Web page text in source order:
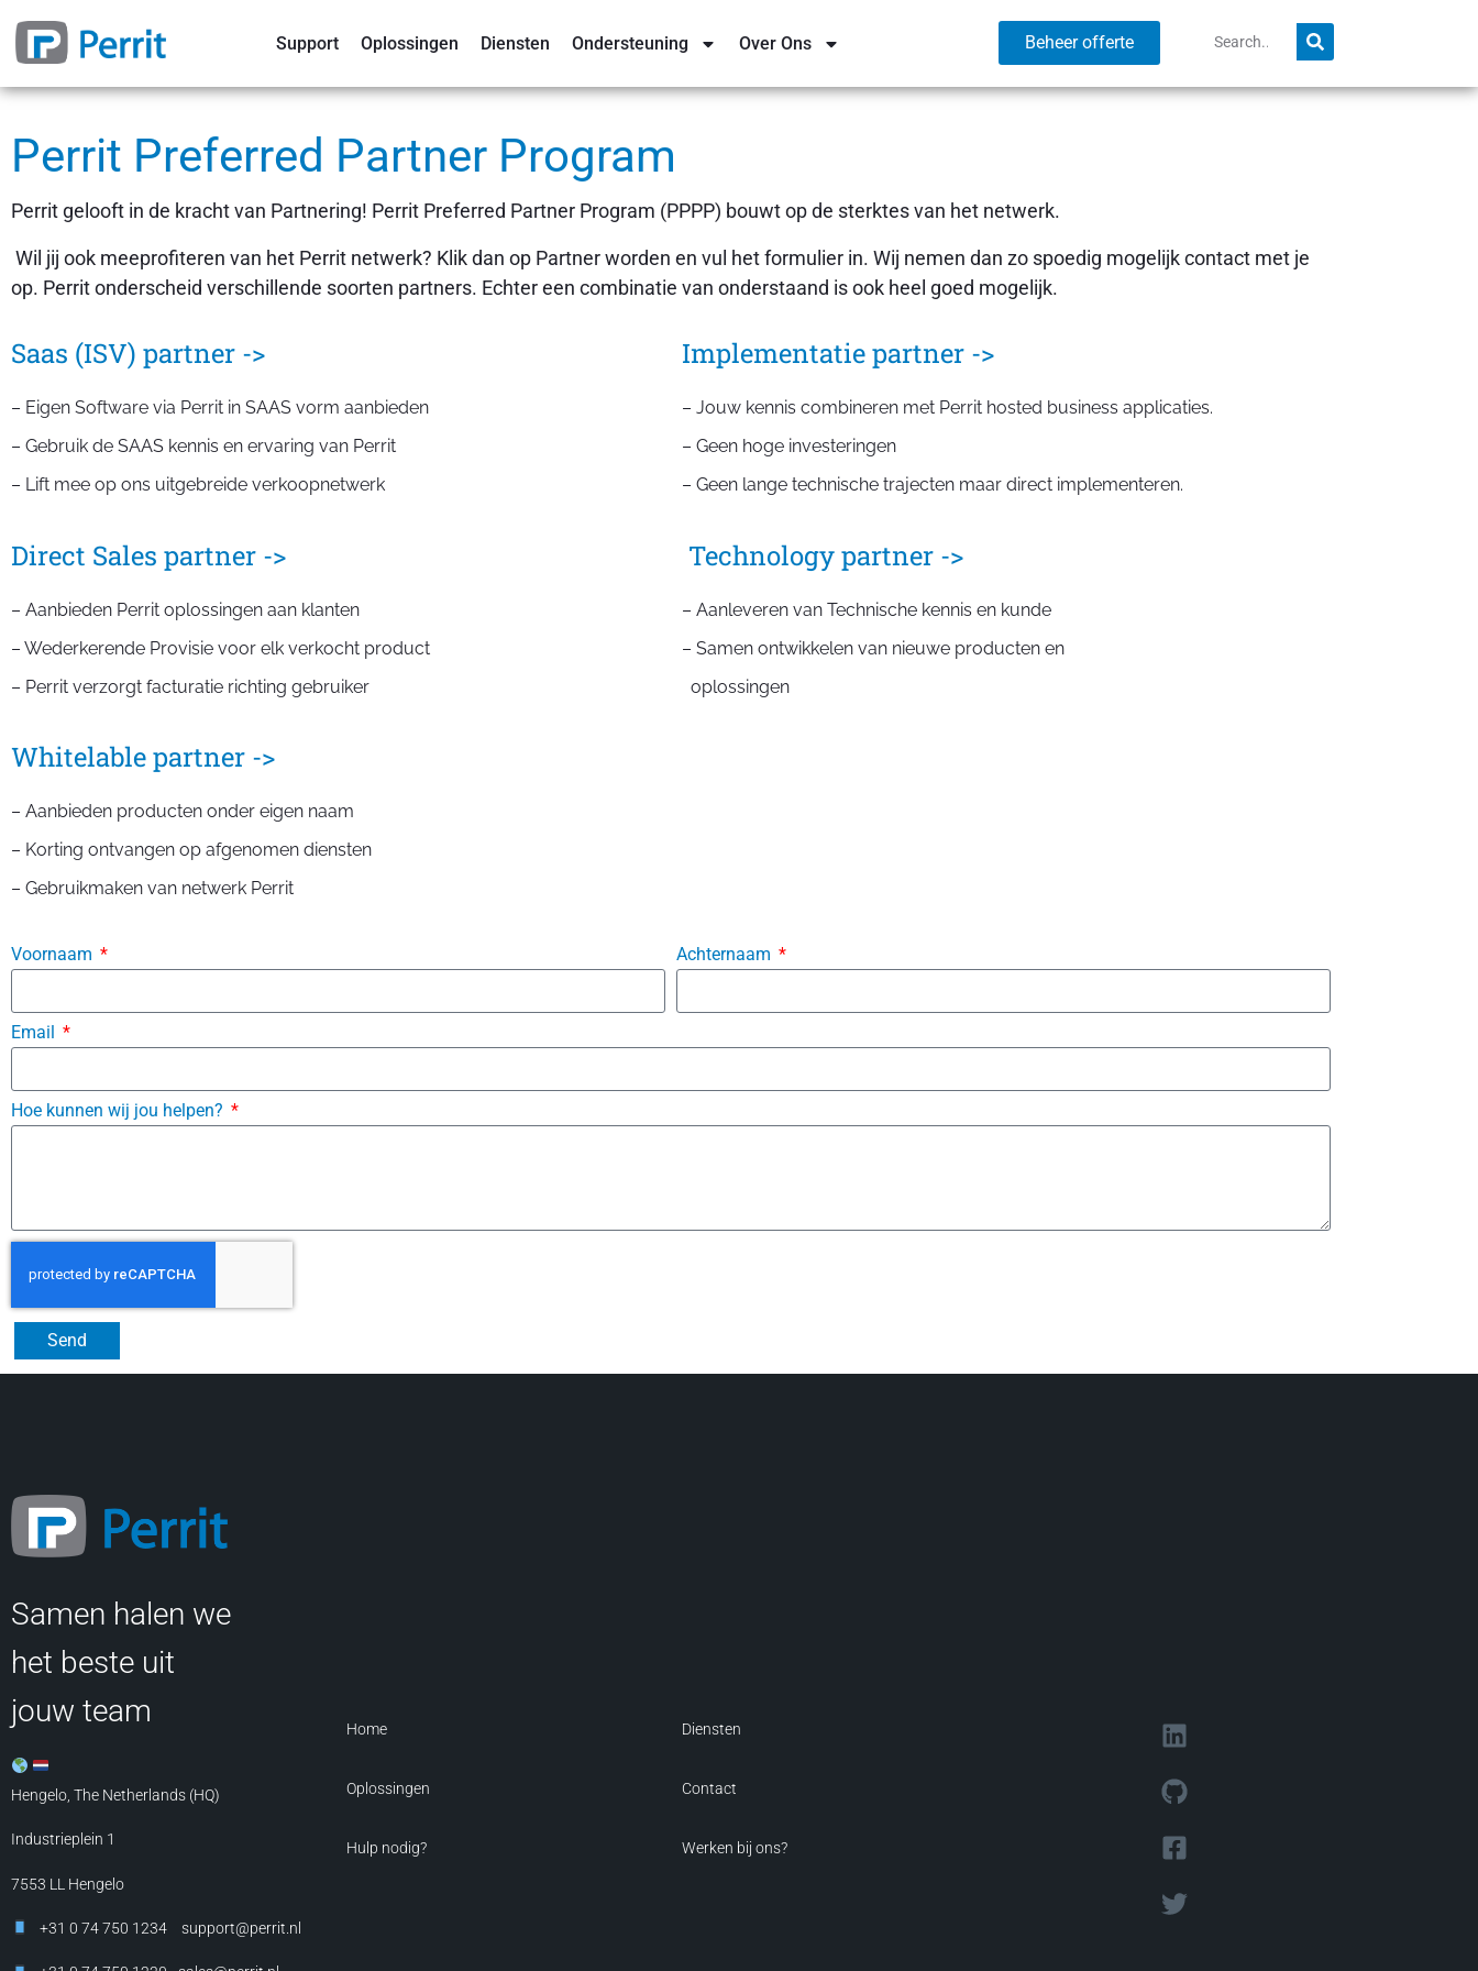
Support Oplossingen Diensten Ondersteuning Over Ons Beheer offerte
Perrit Preferred Partner Program
Perrit gelooft in de kracht van Partnering! Perrit Preferred Partner Program (PPPP) bouwt op de sterktes van het netwerk.
Wil jij ook meeprofiteren van het Perrit netwerk? Klik dan op Partner worden en vul het formulier in. Wij nemen dan zo spoedig mogelijk contact met je
op. Perrit onderscheid verschillende soorten partners. Echter een combinatie van onderstaand is ook heel goed mogelijk.
Saas (ISV) partner ->
– Eigen Software via Perrit in SAAS vorm aanbieden
– Gebruik de SAAS kennis en ervaring van Perrit
– Lift mee op ons uitgebreide verkoopnetwerk
Direct Sales partner ->
– Aanbieden Perrit oplossingen aan klanten
– Wederkerende Provisie voor elk verkocht product
– Perrit verzorgt facturatie richting gebruiker
Whitelable partner ->
– Aanbieden producten onder eigen naam
– Korting ontvangen op afgenomen diensten
– Gebruikmaken van netwerk Perrit
Implementatie partner ->
– Jouw kennis combineren met Perrit hosted business applicaties.
– Geen hoge investeringen
– Geen lange technische trajecten maar direct implementeren.
Technology partner ->
– Aanleveren van Technische kennis en kunde
– Samen ontwikkelen van nieuwe producten en
oplossingen
Voornaam Achternaam
Email
Hoe kunnen wij jou helpen?
Send
Samen halen we
het beste uit
jouw team
Hengelo, The Netherlands (HQ)
Industrieplein 1
7553 LL Hengelo
+31 0 74 750 1234 support@perrit.nl
Home
Oplossingen
Hulp nodig?
Diensten
Contact
Werken bij ons?